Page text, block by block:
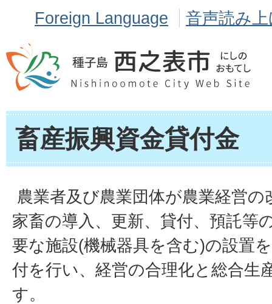
Foreign Language 音声読み
畜産振興資金貸付金
農業者及び農業団体が農業経営
家畜の導入、更新、貸付、預託等
要な施設(機械器具を含む)の設置
付を行い、経営の合理化と総合生
す。